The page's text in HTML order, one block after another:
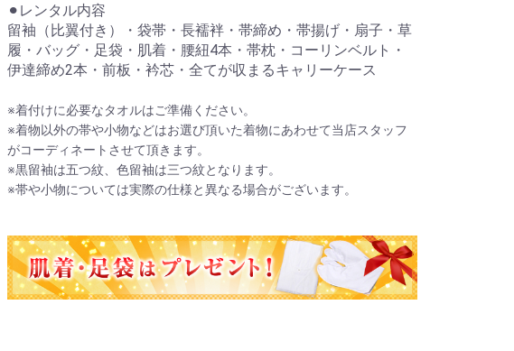
⚫︎レンタル内容
留袖（比翼付き）・袋帯・長襦袢・帯締め・帯揚げ・扇子・草
履・バッグ・足袋・肌着・腰紐4本・帯枕・コーリンベルト・
伊達締め2本・前板・衿芯・全てが収まるキャリーケース
※着付けに必要なタオルはご準備ください。
※着物以外の帯や小物などはお選び頂いた着物にあわせて当店スタッフ
がコーディネートさせて頂きます。
※黒留袖は五つ紋、色留袖は三つ紋となります。
※帯や小物については実際の仕様と異なる場合がございます。